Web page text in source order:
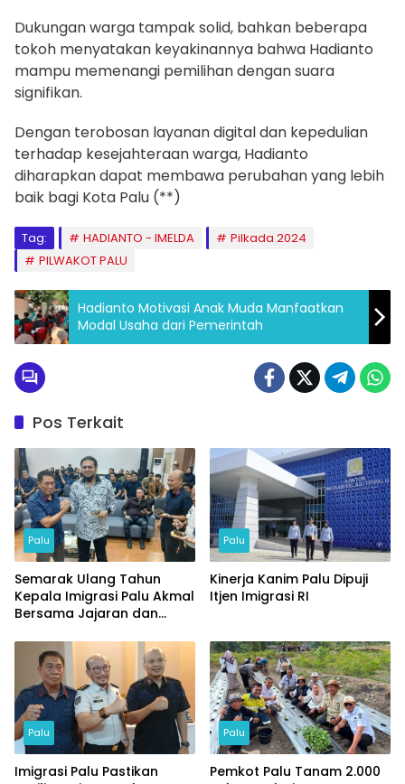
Dukungan warga tampak solid, bahkan beberapa
tokoh menyatakan keyakinannya bahwa Hadianto
mampu memenangi pemilihan dengan suara
signifikan.
Dengan terobosan layanan digital dan kepedulian
terhadap kesejahteraan warga, Hadianto
diharapkan dapat membawa perubahan yang lebih
baik bagi Kota Palu (**)
Tag: HADIANTO - IMELDA
Pilkada 2024
PILWAKOT PALU
Hadianto Motivasi Anak Muda Manfaatkan
Modal Usaha dari Pemerintah
Pos Terkait
Palu
Semarak Ulang Tahun
Kepala Imigrasi Palu Akmal
Bersama Jajaran dan
Palu
Kinerja Kanim Palu Dipuji
Itjen Imigrasi RI
Palu
Imigrasi Palu Pastikan
Palu
Pemkot Palu Tanam 2.000